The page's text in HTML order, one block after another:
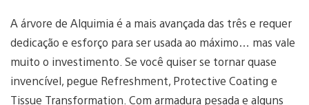
A árvore de Alquimia é a mais avançada das três e requer
dedicação e esforço para ser usada ao máximo… mas vale
muito o investimento. Se você quiser se tornar quase
invencível, pegue Refreshment, Protective Coating e
Tissue Transformation. Com armadura pesada e alguns